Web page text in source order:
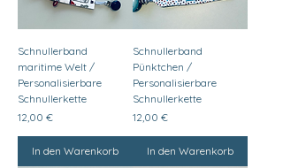
Schnullerband
maritime Welt /
Personalisierbare
Schnullerkette
Preis
12,00 €
In den Warenkorb
Schnullerband
Pünktchen /
Personalisierbare
Schnullerkette
Preis
12,00 €
In den Warenkorb